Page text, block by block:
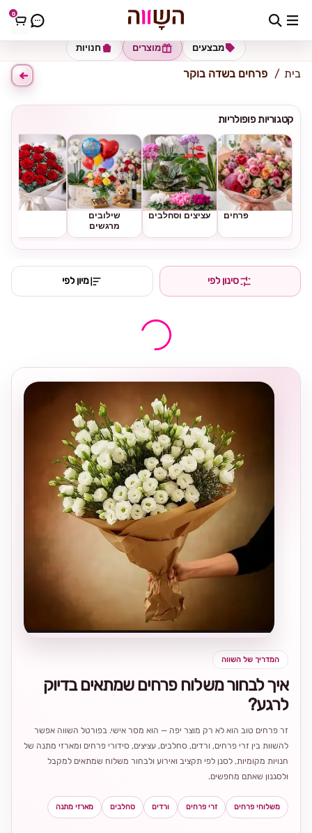
0 כתובת למשלוח הזינו כתובת
חנויות מוצרים מבצעים
בית פרחים בשדה בוקר
קטגוריות פופולריות
פרחים עציצים וסחלבים
שילובים
מרגשים
סינון לפי מיון לפי
המדריך של השווה
איך לבחור משלוח פרחים שמתאים בדיוק
לרגע?
זר פרחים טוב הוא לא רק מוצר יפה — הוא מסר אישי. בפורטל השווה אפשר
להשוות בין זרי פרחים, ורדים, סחלבים, עציצים, סידורי פרחים ומארזי מתנה של
חנויות מקומיות, לסנן לפי תקציב ואירוע ולבחור משלוח שמתאים למקבל
ולסגנון שאתם מחפשים.
משלוחי פרחים זרי פרחים ורדים סחלבים מארזי מתנה